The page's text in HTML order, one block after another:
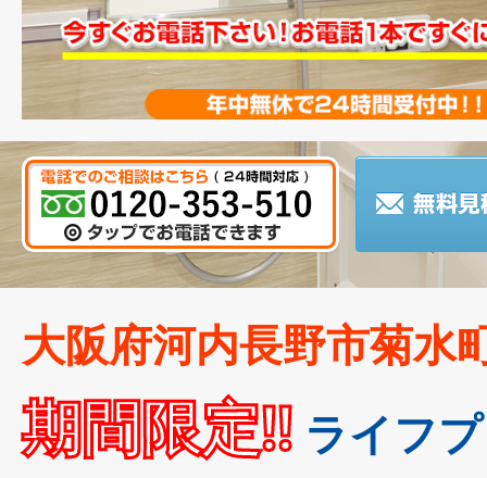
大阪府河内長野市菊水
期間限定!! ライフ